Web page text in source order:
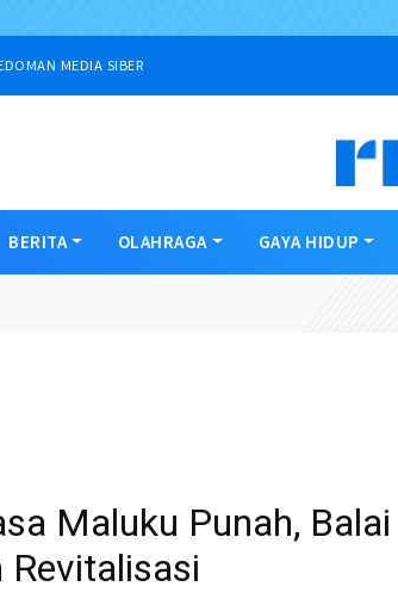
MEDIA SIBER
BERITA OLAHRAGA GAYA HIDUP
Maluku Punah,
Revitalisasi